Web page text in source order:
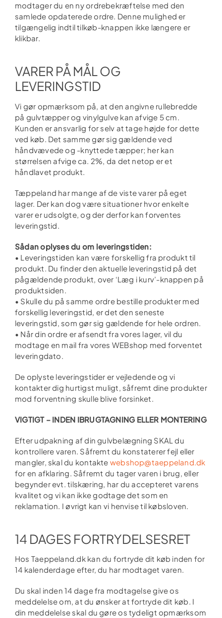
modtager du en ny ordrebekræftelse med den
samlede opdaterede ordre. Denne mulighed er
tilgængelig indtil tilkøb-knappen ikke længere er
klikbar.
VARER PÅ MÅL OG
LEVERINGSTID
Vi gør opmærksom på, at den angivne rullebredde
på gulvtæpper og vinylgulve kan afvige 5 cm.
Kunden er ansvarlig for selv at tage højde for dette
ved køb. Det samme gør sig gældende ved
håndvævede og -knyttede tæpper; her kan
størrelsen afvige ca. 2%, da det netop er et
håndlavet produkt.
Tæppeland har mange af de viste varer på eget
lager. Der kan dog være situationer hvor enkelte
varer er udsolgte, og der derfor kan forventes
leveringstid.
Sådan oplyses du om leveringstiden:
• Leveringstiden kan være forskellig fra produkt til
produkt. Du finder den aktuelle leveringstid på det
pågældende produkt, over ‘Læg i kurv’-knappen på
produktsiden.
• Skulle du på samme ordre bestille produkter med
forskellig leveringstid, er det den seneste
leveringstid, som gør sig gældende for hele ordren.
• Når din ordre er afsendt fra vores lager, vil du
modtage en mail fra vores WEBshop med forventet
leveringdato.
De oplyste leveringstider er vejledende og vi
kontakter dig hurtigst muligt, såfremt dine produkter
mod forventning skulle blive forsinket.
VIGTIGT – INDEN IBRUGTAGNING ELLER MONTERING
Efter udpakning af din gulvbelægning SKAL du
kontrollere varen. Såfremt du konstaterer fejl eller
mangler, skal du kontakte webshop@taeppeland.dk
for en afklaring. Såfremt du tager varen i brug, eller
begynder evt. tilskæring, har du accepteret varens
kvalitet og vi kan ikke godtage det som en
reklamation. I øvrigt kan vi henvise til købsloven.
14 DAGES FORTRYDELSESRET
Hos Taeppeland.dk kan du fortryde dit køb inden for
14 kalenderdage efter, du har modtaget varen.
Du skal inden 14 dage fra modtagelse give os
meddelelse om, at du ønsker at fortryde dit køb. I
din meddelelse skal du gøre os tydeligt opmærksom